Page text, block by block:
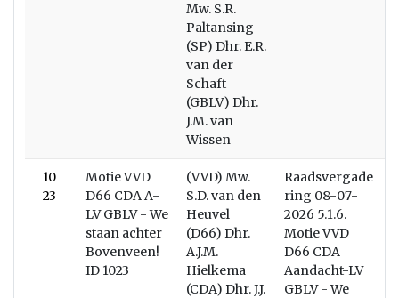
Mw. S.R.
Paltansing
(SP) Dhr. E.R.
van der
Schaft
(GBLV) Dhr.
J.M. van
Wissen
10
23
Motie VVD
D66 CDA A-
LV GBLV - We
staan achter
Bovenveen!
ID 1023
(VVD) Mw.
S.D. van den
Heuvel
(D66) Dhr.
A.J.M.
Hielkema
(CDA) Dhr. J.J.
Raadsvergade
ring 08-07-
2026 5.1.6.
Motie VVD
D66 CDA
Aandacht-LV
GBLV - We